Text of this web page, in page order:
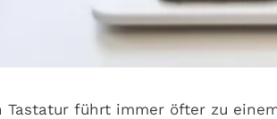
führt immer öfter zu